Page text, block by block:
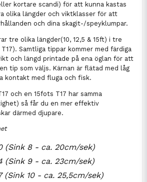
kortare scandi) för att kunna kastas
olika längder och viktklasser för att
och dina skagit-/speyklumpar.
tre olika längder(10, 12,5 & 15ft) i tre
Samtliga tippar kommer med färdiga
och längd printade på ena öglan för att
tip som väljs. Kärnan är flätad med låg
kontakt med fluga och fisk.
och en 15fots T17 har samma
så får du en mer effektiv
därmed djupare.
(Sink 8 - ca. 20cm/sek)
(Sink 9 - ca. 23cm/sek)
(Sink 10 - ca. 25,5cm/sek)